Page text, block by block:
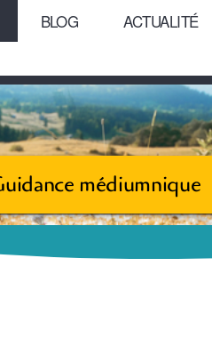
BLOG ACTUALITÉ
médiumnique